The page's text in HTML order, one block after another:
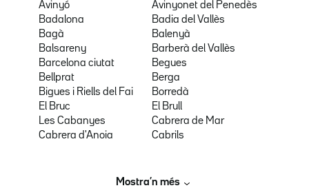
Avinyó
Avinyonet del Penedès
Badalona
Badia del Vallès
Bagà
Balenyà
Balsareny
Barberà del Vallès
Barcelona ciutat
Begues
Bellprat
Berga
Bigues i Riells del Fai
Borredà
El Bruc
El Brull
Les Cabanyes
Cabrera de Mar
Cabrera d'Anoia
Cabrils
Mostra’n més